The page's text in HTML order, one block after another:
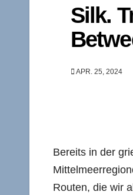
Silk.
APR. 25, 2024
Bereits in der
Routen, die wir